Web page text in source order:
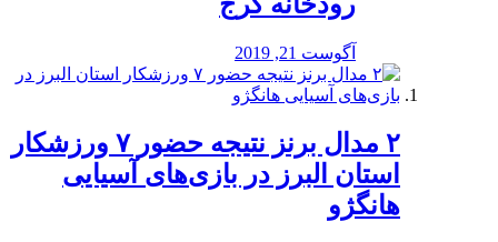
آگوست 21, 2019
۲ مدال برنز نتیجه حضور ۷ ورزشکار
استان البرز در بازی‌های آسیایی
هانگژو